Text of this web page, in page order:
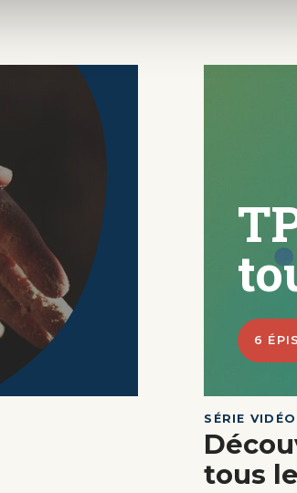
6
SÉRIE VIDÉO
tous